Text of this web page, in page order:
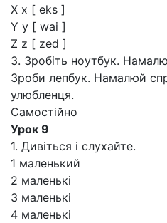
X x [ eks ]
Y y [ wai ]
Z z [ zed ]
3. Зробіть ноутбук.
Зроби лепбук. Намалюй
улюбленця.
Самостійно
Урок 9
1. Дивіться і слухайте.
1 маленький
2 маленькі
3 маленькі
4 маленькі